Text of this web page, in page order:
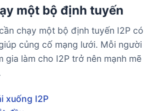
một bộ định tuyến
chạy một bộ định tuyến I2P có
củng cố mạng lưới. Mỗi người
gia làm cho I2P trở nên mạnh mẽ
xuống I2P